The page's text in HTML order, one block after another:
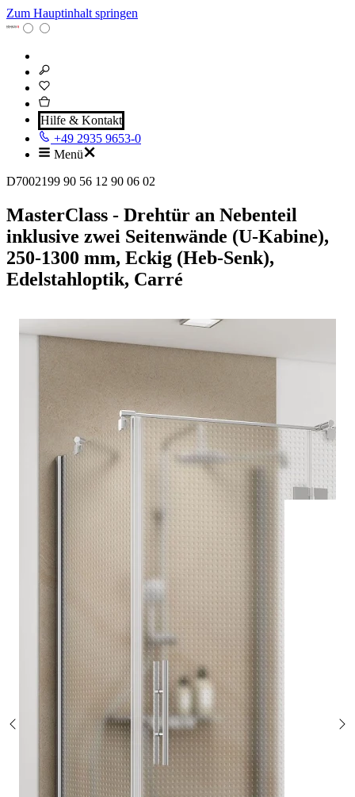
Zum Hauptinhalt springen
Hilfe & Kontakt
+49 2935 9653-0
Menü
D7002199 90 56 12 90 06 02
MasterClass - Drehtür an Nebenteil
inklusive zwei Seitenwände (U-Kabine),
250-1300 mm, Eckig (Heb-Senk),
Edelstahloptik, Carré